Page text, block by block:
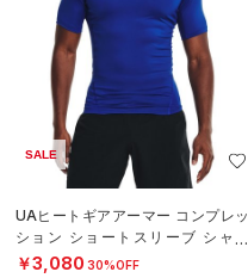
SALE
UAヒートギアアーマー コンプレッ
ション ショートスリーブ シャツ
（トレーニング/MEN）
￥3,080 30%OFF